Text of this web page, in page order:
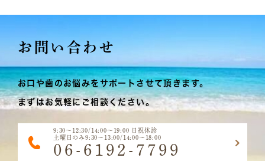
お問い合わせ
お口や歯のお悩みをサポートさせて頂きます。
まずはお気軽にご相談ください。
9:30～12:30/14:00～19:00 日祝休診
土曜日のみ9:30～13:00/14:00～18:00
06-6192-7799